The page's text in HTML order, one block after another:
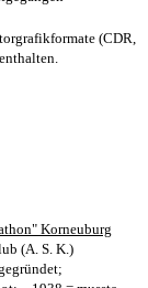
(CDR,
Korneuburg
(A. S. K.)